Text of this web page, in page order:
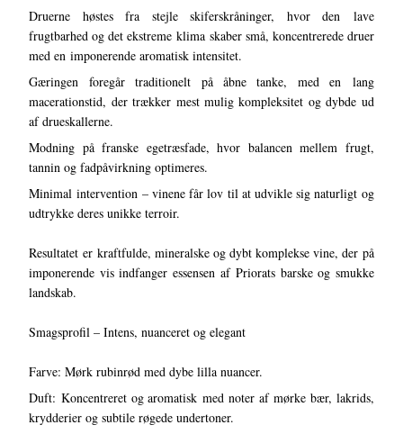
Druerne høstes fra stejle skiferskråninger, hvor den lave
frugtbarhed og det ekstreme klima skaber små, koncentrerede druer
med en imponerende aromatisk intensitet.
Gæringen foregår traditionelt på åbne tanke, med en lang
macerationstid, der trækker mest mulig kompleksitet og dybde ud
af drueskallerne.
Modning på franske egetræsfade, hvor balancen mellem frugt,
tannin og fadpåvirkning optimeres.
Minimal intervention – vinene får lov til at udvikle sig naturligt og
udtrykke deres unikke terroir.
Resultatet er kraftfulde, mineralske og dybt komplekse vine, der på
imponerende vis indfanger essensen af Priorats barske og smukke
landskab.
Smagsprofil – Intens, nuanceret og elegant
Farve: Mørk rubinrød med dybe lilla nuancer.
Duft: Koncentreret og aromatisk med noter af mørke bær, lakrids,
krydderier og subtile røgede undertoner.